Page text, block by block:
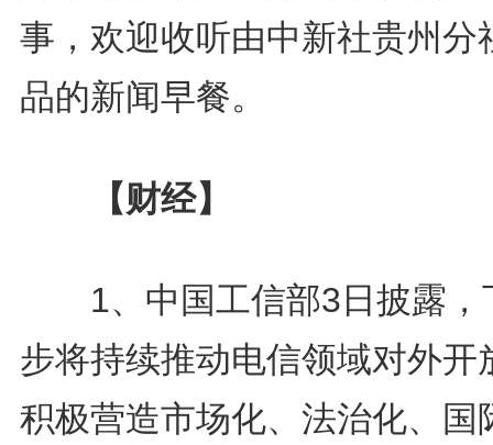
事，欢迎收听由中新社贵州分
品的新闻早餐。
【财经】
1、中国工信部3日披露，
步将持续推动电信领域对外开
积极营造市场化、法治化、国